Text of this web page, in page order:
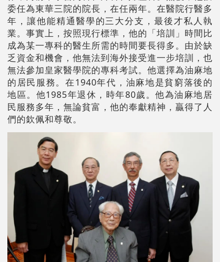
委任為東華三院的院長，在任兩年。在醫院行醫多
年，讓他能精通醫學的三大分支，最後才私人執
業。事實上，按照現行標準，他的「培訓」時間比
成為某一專科的醫生所需的時間要長得多。由於缺
乏資金和機會，他無法到海外接受進一步培訓，也
無法參加皇家醫學院的專科考試。他選擇為油麻地
的居民服務。在1940年代，油麻地是貧窮落後的
地區。他1985年退休，時年80歲。他為油麻地居
民服務多年，無論貧富，他的奉獻精神，贏得了人
們的欽佩和尊敬。